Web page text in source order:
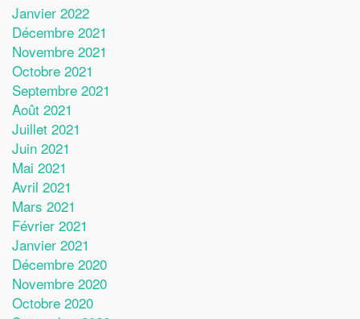
Janvier 2022
Décembre 2021
Novembre 2021
Octobre 2021
Septembre 2021
Août 2021
Juillet 2021
Juin 2021
Mai 2021
Avril 2021
Mars 2021
Février 2021
Janvier 2021
Décembre 2020
Novembre 2020
Octobre 2020